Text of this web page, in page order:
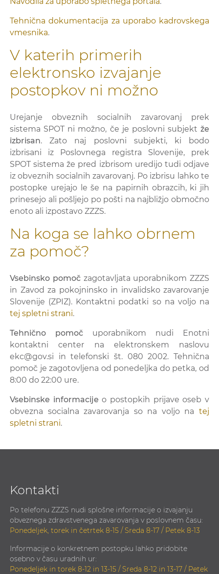
Tehnična dokumentacija za uporabo kadrovskega
vmesnika.
V katerih primerih
elektronsko izvajanje
postopkov ni možno
Urejanje obveznih socialnih zavarovanj prek
sistema SPOT ni možno, če je poslovni subjekt že
izbrisan. Zato naj poslovni subjekti, ki bodo
izbrisani iz Poslovnega registra Slovenije, prek
SPOT sistema že pred izbrisom uredijo tudi odjave
iz obveznih socialnih zavarovanj. Po izbrisu lahko te
postopke urejajo le še na papirnih obrazcih, ki jih
prinesejo ali pošljejo po pošti na najbližjo območno
enoto ali izpostavo ZZZS.
Na koga se lahko obrnem
za pomoč?
Vsebinsko pomočzagotavljata uporabnikom ZZZS
in Zavod za pokojninsko in invalidsko zavarovanje
Slovenije (ZPIZ). Kontaktni podatki so na voljo na
tej spletni strani.
Tehnično pomoč uporabnikom nudi Enotni
kontaktni center na elektronskem naslovu
ekc@gov.si in telefonski št. 080 2002. Tehnična
pomoč je zagotovljena od ponedeljka do petka, od
8:00 do 22:00 ure.
Vsebinske informacije o postopkih prijave oseb v
obvezna socialna zavarovanja so na voljo na tej
spletni strani.
Kontakti
Po telefonu ZZZS nudi splošne informacije o izvajanju
obveznega zdravstvenega zavarovanja v poslovnem času:
Ponedeljek, torek in četrtek 8-15 / Sreda 8-17 / Petek 8-13
Informacije o konkretnem postopku lahko pridobite
osebno v času uradnih ur:
Ponedeljek in torek 8-12 in 13-15 / Sreda 8-12 in 13-17 / Petek